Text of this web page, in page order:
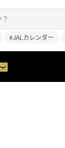
#JALカレンダー